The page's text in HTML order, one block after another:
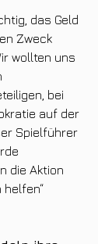
das Geld
Zweck
wollten uns
bei
auf der
Spielführer
die Aktion
helfen“